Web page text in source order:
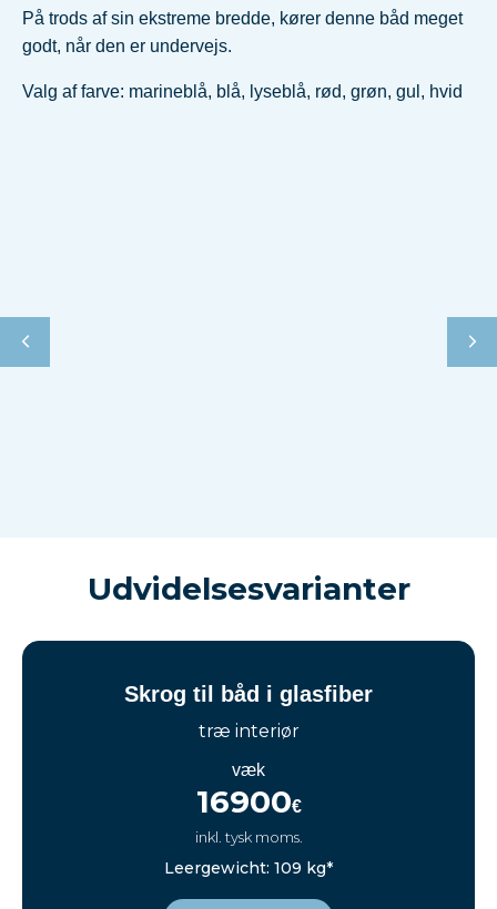
På trods af sin ekstreme bredde, kører denne båd meget
godt, når den er undervejs.
Valg af farve: marineblå, blå, lyseblå, rød, grøn, gul, hvid
Udvidelsesvarianter
Skrog til båd i glasfiber
træ interiør
væk
16900€
inkl. tysk moms.
Leergewicht: 109 kg*